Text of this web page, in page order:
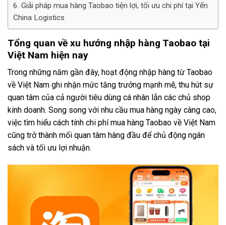
Giải pháp mua hàng Taobao tiện lợi, tối ưu chi phí tại Yến
China Logistics
Tổng quan về xu hướng nhập hàng Taobao tại
Việt Nam hiện nay
Trong những năm gần đây, hoạt động nhập hàng từ Taobao
về Việt Nam ghi nhận mức tăng trưởng mạnh mẽ, thu hút sự
quan tâm của cả người tiêu dùng cá nhân lẫn các chủ shop
kinh doanh. Song song với nhu cầu mua hàng ngày càng cao,
việc tìm hiểu cách tính chi phí mua hàng Taobao về Việt Nam
cũng trở thành mối quan tâm hàng đầu để chủ động ngân
sách và tối ưu lợi nhuận.